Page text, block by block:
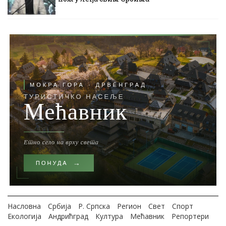
Насловна Србија Р. Српска Регион Свет
Спорт
Екологија
Андрићград Култура Мећавник Репортери